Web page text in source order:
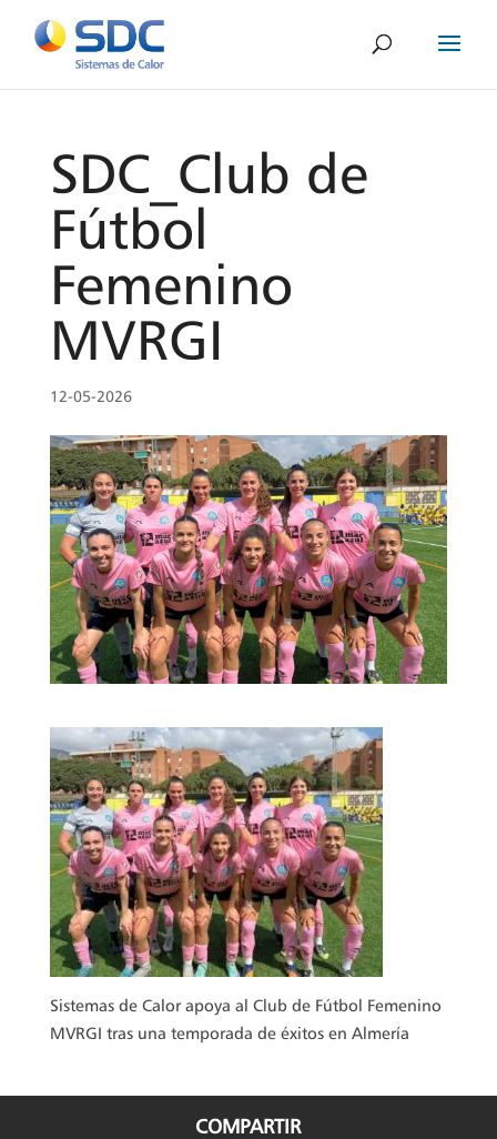
SDC_Club de
Fútbol
Femenino
MVRGI
12-05-2026
Sistemas de Calor apoya al Club de Fútbol Femenino
MVRGI tras una temporada de éxitos en Almería
COMPARTIR